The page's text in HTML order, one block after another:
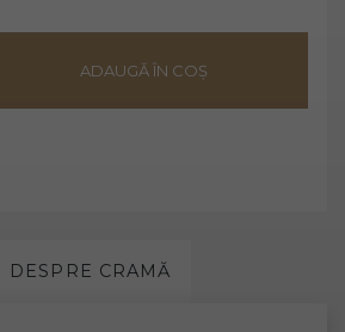
ADAUGĂ ÎN COȘ
DESPRE CRAMĂ